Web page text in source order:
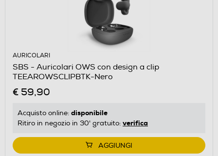
AURICOLARI
SBS - Auricolari OWS con design a clip
TEEAROWSCLIPBTK-Nero
€ 59,90
Acquisto online: disponibile
Ritiro in negozio in 30' gratuito: verifica
AGGIUNGI